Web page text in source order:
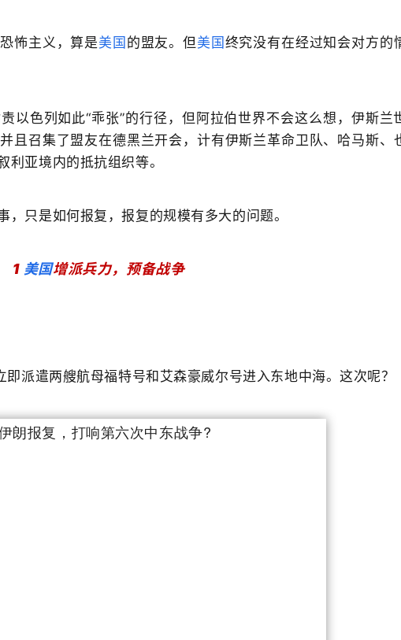
怖主义，算是美国 的盟友。但美国 终究没有在经过知会对方的
以色列如此“乖张”的行径，但阿拉伯世界不会这么想，伊斯兰
且召集了盟友在德黑兰开会，计有伊斯兰革命卫队、哈马斯、
利亚境内的抵抗组织等。
只是如何报复，报复的规模有多大的问题。
1 美国增派兵力，预备战争
即派遣两艘航母福特号和艾森豪威尔号进入东地中海。这次呢？